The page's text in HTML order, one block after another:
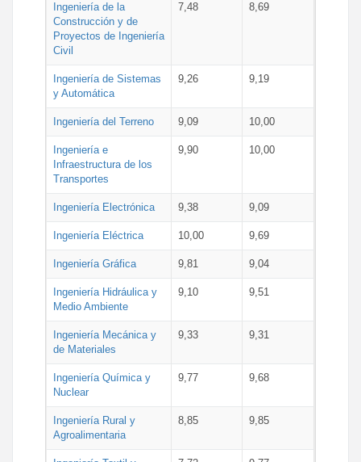
Ingeniería de la
Construcción y de
Proyectos de Ingeniería
Civil
7,48 8,69
Ingeniería de Sistemas
y Automática
9,26 9,19
Ingeniería del Terreno 9,09 10,00
Ingeniería e
Infraestructura de los
Transportes
9,90 10,00
Ingeniería Electrónica 9,38 9,09
Ingeniería Eléctrica 10,00 9,69
Ingeniería Gráfica 9,81 9,04
Ingeniería Hidráulica y
Medio Ambiente
9,10 9,51
Ingeniería Mecánica y
de Materiales
9,33 9,31
Ingeniería Química y
Nuclear
9,77 9,68
Ingeniería Rural y
Agroalimentaria
8,85 9,85